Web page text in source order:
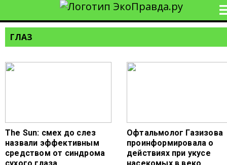
ГЛАЗ
The Sun: смех до слез
назвали эффективным
средством от синдрома
Офтальмолог Газизова
проинформировала о
действиях при укусе